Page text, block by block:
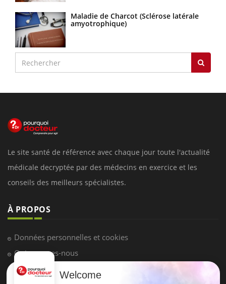
Maladie de Charcot (Sclérose latérale
amyotrophique)
Le site santé de référence avec chaque jour toute l'actualité
médicale decryptée par des médecins en exercice et les
conseils des meilleurs spécialistes.
À PROPOS
Données personnelles et cookies
Qui sommes-nous
Conditions d'utilisation
Welcome